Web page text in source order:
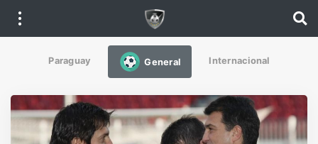
Paraguay General Internacional